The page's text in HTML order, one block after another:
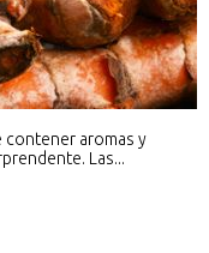
aromas y
Las...